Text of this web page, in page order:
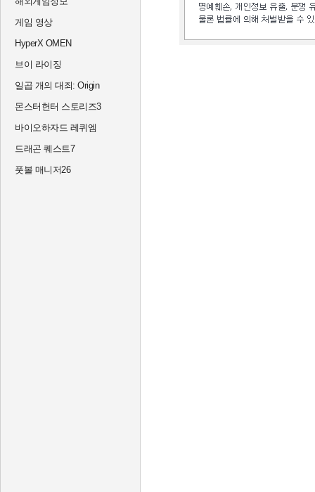
게임 영상
HyperX OMEN
브이 라이징
일곱 개의 대죄: Origin
몬스터헌터 스토리즈3
바이오하자드 레퀴엠
드래곤 퀘스트7
풋볼 매니저26